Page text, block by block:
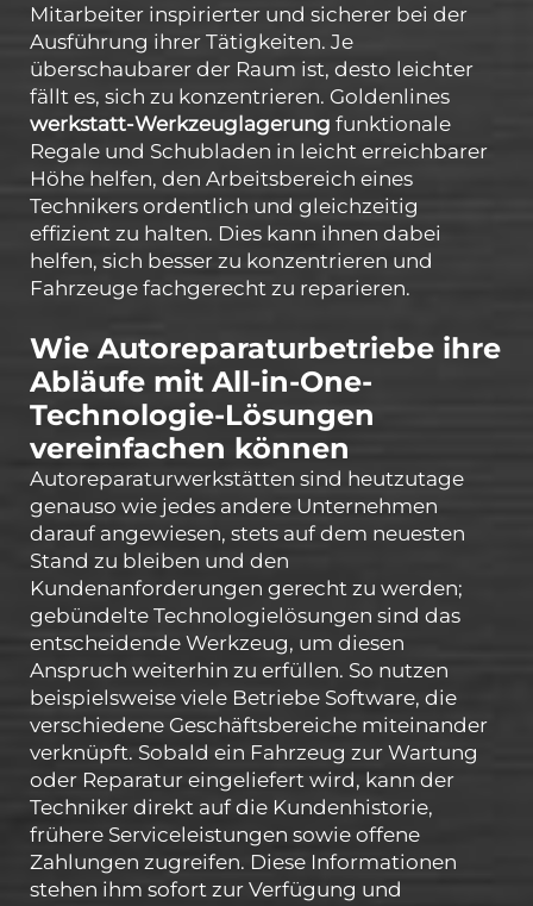
Mitarbeiter inspirierter und sicherer bei der
Ausführung ihrer Tätigkeiten. Je
überschaubarer der Raum ist, desto leichter
fällt es, sich zu konzentrieren. Goldenlines
werkstatt-Werkzeuglagerung funktionale
Regale und Schubladen in leicht erreichbarer
Höhe helfen, den Arbeitsbereich eines
Technikers ordentlich und gleichzeitig
effizient zu halten. Dies kann ihnen dabei
helfen, sich besser zu konzentrieren und
Fahrzeuge fachgerecht zu reparieren.
Wie Autoreparaturbetriebe ihre
Abläufe mit All-in-One-
Technologie-Lösungen
vereinfachen können
Autoreparaturwerkstätten sind heutzutage
genauso wie jedes andere Unternehmen
darauf angewiesen, stets auf dem neuesten
Stand zu bleiben und den
Kundenanforderungen gerecht zu werden;
gebündelte Technologielösungen sind das
entscheidende Werkzeug, um diesen
Anspruch weiterhin zu erfüllen. So nutzen
beispielsweise viele Betriebe Software, die
verschiedene Geschäftsbereiche miteinander
verknüpft. Sobald ein Fahrzeug zur Wartung
oder Reparatur eingeliefert wird, kann der
Techniker direkt auf die Kundenhistorie,
frühere Serviceleistungen sowie offene
Zahlungen zugreifen. Diese Informationen
stehen ihm sofort zur Verfügung und